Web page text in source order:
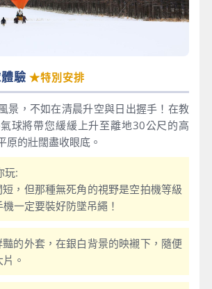
驗 ★特別安排
景，不如在清晨升空與日出握手！在教
球將帶您緩緩上升至離地30公尺的高
原的壯闊盡收眼底。
玩:
，但那種無死角的視野是空拍機等級
一定要裝好防墜吊繩！
的外套，在銀白背景的映襯下，隨便
。